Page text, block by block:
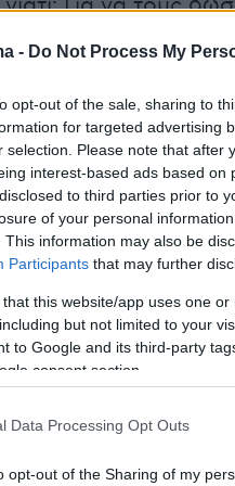
- Do Not Process My
opt-out of the sale, sharing to
for targeted advertising
selection. Please note that after
interest-based ads based
to third parties prior to
of your personal
This information may also be
Participants that may further
that this website/app uses one
but not limited to your
to Google and its third-party
consent section.
Data Processing Opt Outs
opt-out of the Sharing of my
Για να τους
είναι θανάσιμη
επαναλάβουν τα
και αυτά
«Είμεθα υπέρ του